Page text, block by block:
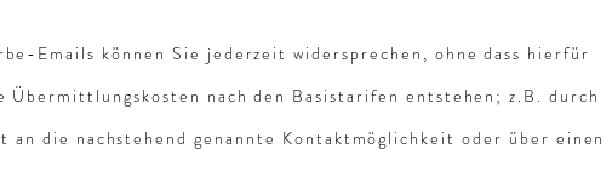
Emails können Sie jederzeit widersprechen, ohne dass hierfür
Übermittlungskosten nach den Basistarifen entstehen; z.B. durch
an die nachstehend genannte Kontaktmöglichkeit oder über einen